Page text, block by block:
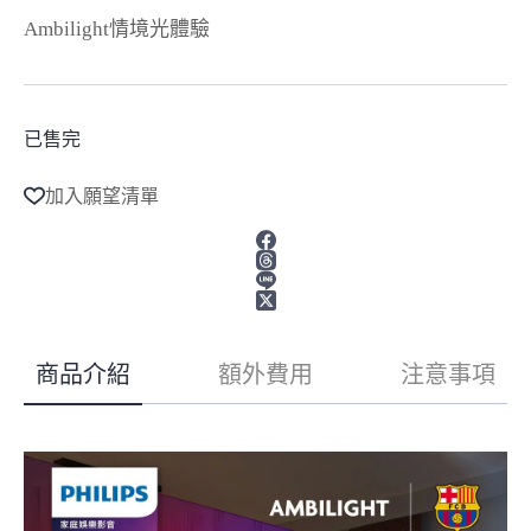
Ambilight情境光體驗
已售完
加入願望清單
商品介紹 額外費用 注意事項